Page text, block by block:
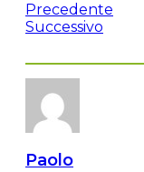
Precedente
Successivo
Paolo